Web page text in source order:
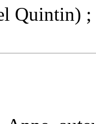
Quintin) ;